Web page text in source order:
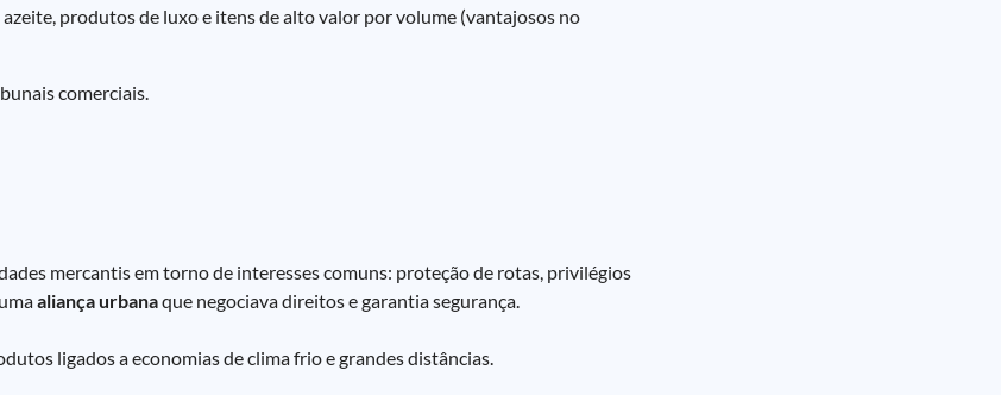
produtos de luxo e itens de alto valor por volume (vantajosos no
comerciais.
mercantis em torno de interesses comuns: proteção de rotas, privilégios
aliança urbanaque negociava direitos e garantia segurança.
ligados a economias de clima frio e grandes distâncias.